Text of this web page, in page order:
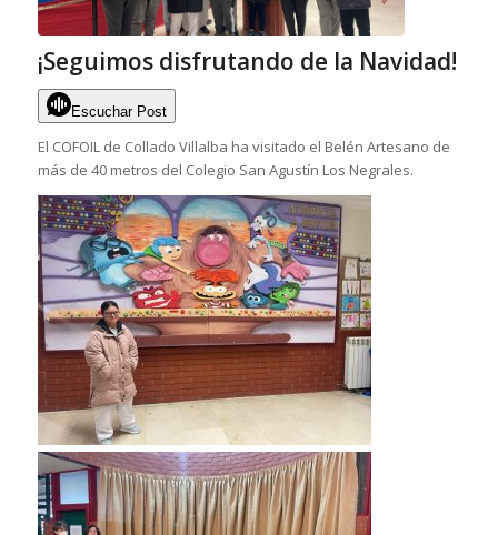
¡Seguimos disfrutando de la Navidad!
Escuchar Post
El COFOIL de Collado Villalba ha visitado el Belén Artesano de
más de 40 metros del Colegio San Agustín Los Negrales.